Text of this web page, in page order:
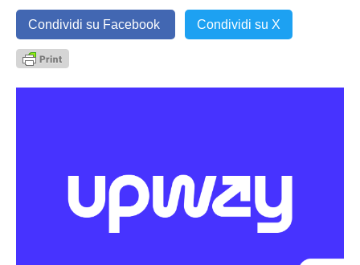
Condividi su Facebook Condividi su X